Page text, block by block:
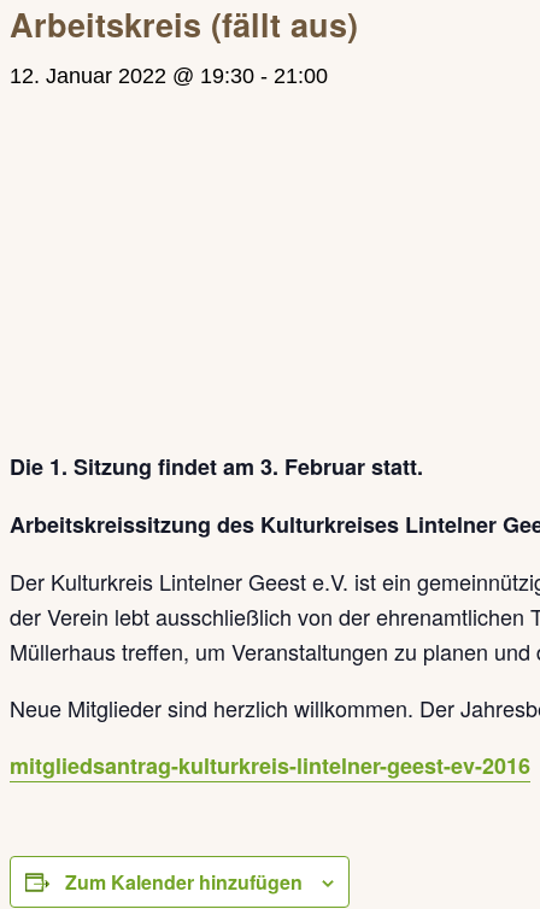
Arbeitskreis (fällt aus)
12. Januar 2022 @ 19:30 - 21:00
Die 1. Sitzung findet am 3. Februar statt.
Arbeitskreissitzung des Kulturkreises Lintelner
Der Kulturkreis Lintelner Geest e.V. ist ein
der Verein lebt ausschließlich von der
Müllerhaus treffen, um Veranstaltungen zu planen
Neue Mitglieder sind herzlich willkommen. Der
mitgliedsantrag-kulturkreis-lintelner-geest-ev-2016
Zum Kalender hinzufügen